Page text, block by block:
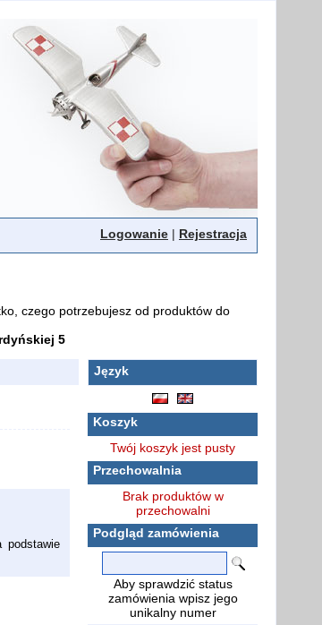
Logowanie | Rejestracja
czego potrzebujesz od produktów do
5
podstawie
Język
Koszyk
Twój koszyk jest pusty
Przechowalnia
Brak produktów w
przechowalni
Podgląd zamówienia
Aby sprawdzić status
zamówienia wpisz jego
unikalny numer